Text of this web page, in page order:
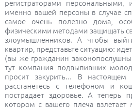
регистраторами
именно вашей персоны в случае
самое очень полезно дома,
физическими методами защищать
злоумышленников. А чтобы
квартир, представьте ситуацию:
(вы же гражданин
тут компания подвыпивших
просит закурить... В
расстанетесь с телефоном и
пострадает здоровье. А теперь
котором с вашего плеча